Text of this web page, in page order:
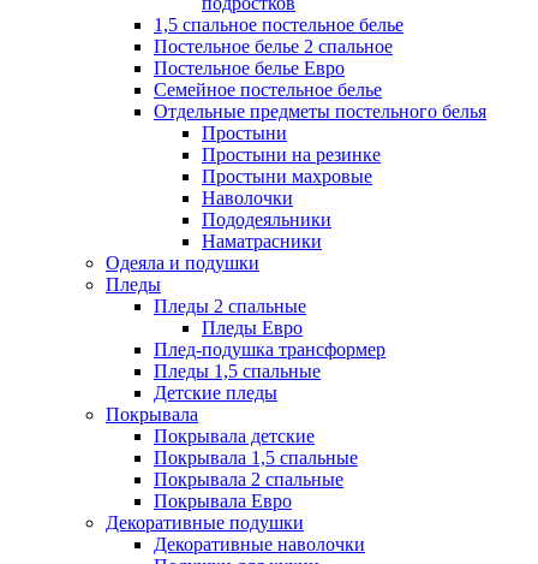
1,5 спальное постельное белье
Постельное белье 2 спальное
Постельное белье Евро
Семейное постельное белье
Отдельные предметы постельного белья
Простыни
Простыни на резинке
Простыни махровые
Наволочки
Пододеяльники
Наматрасники
Одеяла и подушки
Пледы
Пледы 2 спальные
Пледы Евро
Плед-подушка трансформер
Пледы 1,5 спальные
Детские пледы
Покрывала
Покрывала детские
Покрывала 1,5 спальные
Покрывала 2 спальные
Покрывала Евро
Декоративные подушки
Декоративные наволочки